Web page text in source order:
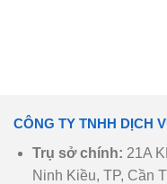
CÔNG TY TNHH DỊCH
Trụ sở chính: 21A
Ninh Kiều, TP, Cần